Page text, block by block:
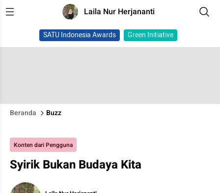
Laila Nur Herjananti
SATU Indonesia Awards Green Initiative
Beranda Buzz
Konten dari Pengguna
Syirik Bukan Budaya Kita